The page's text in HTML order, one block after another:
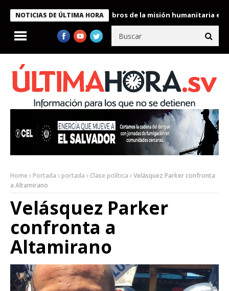
NOTICIAS DE ÚLTIMA HORA
Bukele condecora a miembros de la misión humanitaria enviada
Home Portada portada Clase política
Velásquez Parker confronta
a Altamirano
Velásquez Parker
confronta a
Altamirano